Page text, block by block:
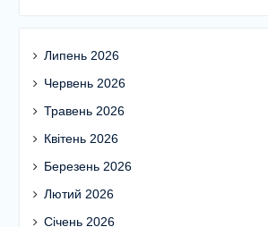
Липень 2026
Червень 2026
Травень 2026
Квітень 2026
Березень 2026
Лютий 2026
Січень 2026